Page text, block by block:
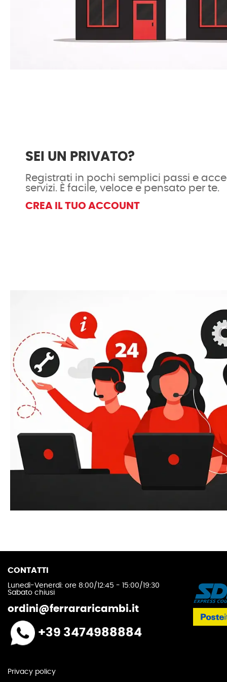
SEI UN PRIVATO?
Registrati in pochi semplici passi e
servizi. È facile, veloce e pensato per te.
CREA IL TUO ACCOUNT
CONTATTI
Lunedì-Venerdì: ore 8:00/12:45 - 15:00/19:30
Sabato chiusi
ordini@ferrararicambi.it
+39 3474988884
Privacy policy